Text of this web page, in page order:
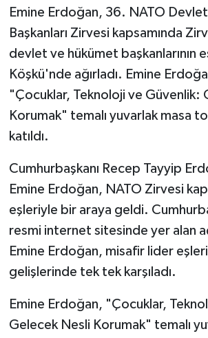
Emine Erdoğan, 36.⁠ NATO
Başkanları Zirvesi kapsamında
devlet ve hükümet başkanlarının
Köşkü'nde ağırladı. Emine
"Çocuklar, Teknoloji ve Güvenlik:
Korumak" temalı yuvarlak masa
katıldı.
Cumhurbaşkanı Recep Tayyip
Emine Erdoğan, NATO Zirvesi
eşleriyle bir araya geldi.
resmi internet sitesinde yer alan
Emine Erdoğan, misafir lider
gelişlerinde tek tek karşıladı.
Emine Erdoğan, "Çocuklar,
Gelecek Nesli Korumak" temalı